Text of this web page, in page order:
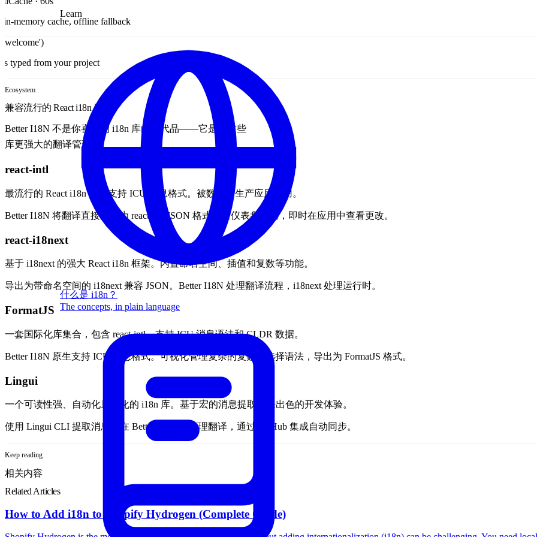
Learn
什么是 i18n？
The concepts, in plain language
in-memory cache, offline fallback
typed from your project
Ecosystem
兼容流行的 React i18n 库
Better I18N 不是你喜爱的 i18n 库的替代品——它是让这些
库更强大的翻译管理层。
react-intl
最流行的 React i18n 库，支持 ICU 消息格式。被数千个生产应用使用。
Better I18N 将翻译直接同步为 react-intl JSON 格式。在仪表盘编辑，即时在应用中查看更改。
react-i18next
基于 i18next 的强大 React i18n 框架。内置命名空间、插值和复数等功能。
导出为带命名空间的 i18next 兼容 JSON。Better I18N 处理翻译流程，i18next 处理运行时。
FormatJS
一套国际化库集合，包含 react-intl。支持 ICU 消息语法和 CLDR 数据。
Better I18N 原生支持 ICU 消息格式。可视化管理复杂的复数和选择语法，导出为 FormatJS 格式。
Lingui
一个可读性强、自动化且优化的 i18n 库。基于宏的消息提取带来出色的开发体验。
使用 Lingui CLI 提取消息，在 Better I18N 中管理翻译，通过 GitHub 集成自动同步。
Keep reading
相关内容
Related Articles
How to Add i18n to Shopify Hydrogen (Complete Guide)